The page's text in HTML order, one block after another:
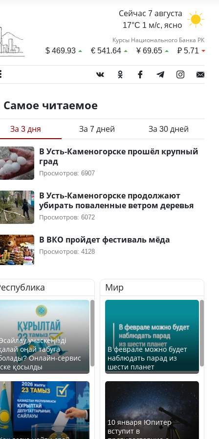
Сейчас 7 августа
17°C 1 м/с, ясно
Курсы Национального Банка РК
$469.93 €541.64 ¥69.65 ₽5.71
Самое читаемое
За 3 дня За 7 дней За 30 дней
В Усть-Каменогорске прошёл крупный
град
Просмотров: 6907
В Усть-Каменогорске продолжают
убирать поваленные ветром деревья
Просмотров: 6072
В ВКО пройдет фестиваль мёда
Просмотров: 4128
учаскеңізді
оңай табуға
Онлайн-сервис
қосылды
Мир
В феврале можно будет
наблюдать парад из
шести планет
10 января Юпитер
вступит в